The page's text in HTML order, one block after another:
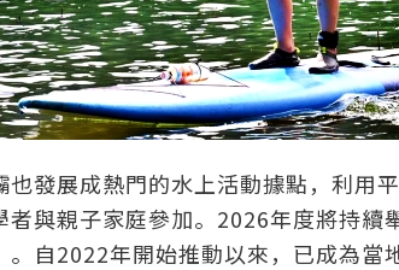
也發展成熱門的水上活動據點，利用
者與親子家庭參加。2026年度將持續
。自2022年開始推動以來，已成為當